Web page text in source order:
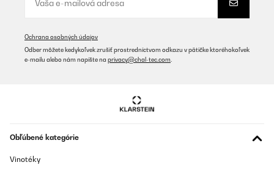
Ochrana osobných údajov
Odber môžete kedykoľvek zrušiť prostredníctvom odkazu v pätičke ktoréhokoľvek
e-mailu alebo nám napíšte na privacy@chal-tec.com
Obľúbené kategórie
Vinotéky